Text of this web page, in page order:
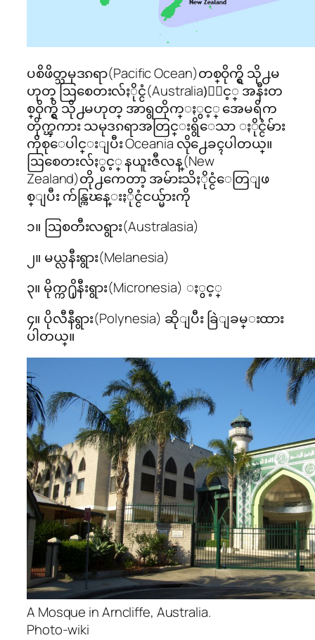
ပစိဖိတ္သမုဒၵရာ(Pacific Ocean)တစ္ဝိုက္ရွိ သို႕မ
ဟုတ္ ဩစေတးလ်ႏိုင္ငံ(Australia)ႏွင့္ အနီးတ
စ္ဝိုက္ရွိ သို႕မဟုတ္ အာရွတိုက္ႏွင့္ အေမရိက
တိုက္ၾကား သမုဒၵရာအတြင္းရွိေသာ ႏိုင္ငံမ်ား
ကိုစုေပါင္းျပီး Oceania လို႕ေခၚပါတယ္။
ဩစေတးလ်ႏွင့္ နယူးဇီလန္(New
Zealand)တို႕ကေတာ့ အမ်ားသိႏိုင္ငံေတြျဖ
စ္ျပီး က်န္ကြၽန္းႏိုင္ငံငယ္မ်ားကို
၁။ ဩစတီးလရွား(Australasia)
၂။ မယ္လနီးရွား(Melanesia)
၃။ မိုက္က႐ိုနီးရွား(Micronesia) ႏွင့္
၄။ ပိုလီနီရွား(Polynesia) ဆိုျပီး ခြဲျခမ္းထား
ပါတယ္။
A Mosque in Arncliffe, Australia.
Photo-wiki